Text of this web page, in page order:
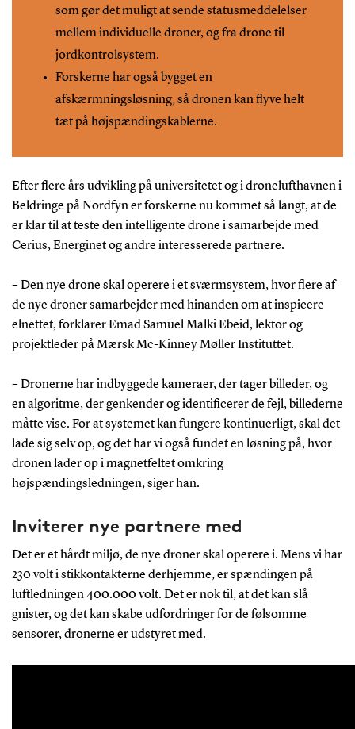
som gør det muligt at sende statusmeddelelser
mellem individuelle droner, og fra drone til
jordkontrolsystem.
Forskerne har også bygget en
afskærmningsløsning, så dronen kan flyve helt
tæt på højspændingskablerne.
Efter flere års udvikling på universitetet og i dronelufthavnen i
Beldringe på Nordfyn er forskerne nu kommet så langt, at de
er klar til at teste den intelligente drone i samarbejde med
Cerius, Energinet og andre interesserede partnere.
– Den nye drone skal operere i et sværmsystem, hvor flere af
de nye droner samarbejder med hinanden om at inspicere
elnettet, forklarer Emad Samuel Malki Ebeid, lektor og
projektleder på Mærsk Mc-Kinney Møller Instituttet.
– Dronerne har indbyggede kameraer, der tager billeder, og
en algoritme, der genkender og identificerer de fejl, billederne
måtte vise. For at systemet kan fungere kontinuerligt, skal det
lade sig selv op, og det har vi også fundet en løsning på, hvor
dronen lader op i magnetfeltet omkring
højspændingsledningen, siger han.
Inviterer nye partnere med
Det er et hårdt miljø, de nye droner skal operere i. Mens vi har
230 volt i stikkontakterne derhjemme, er spændingen på
luftledningen 400.000 volt. Det er nok til, at det kan slå
gnister, og det kan skabe udfordringer for de følsomme
sensorer, dronerne er udstyret med.